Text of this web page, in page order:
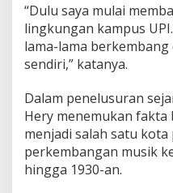
“Dulu saya mulai
lingkungan kampus
lama-lama
sendiri,” katanya.
Dalam penelusuran
Hery menemukan
menjadi salah satu
perkembangan musik
hingga 1930-an.